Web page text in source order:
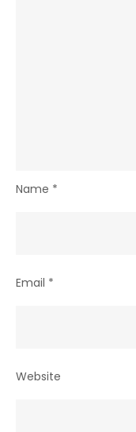
Name *
Email *
Website